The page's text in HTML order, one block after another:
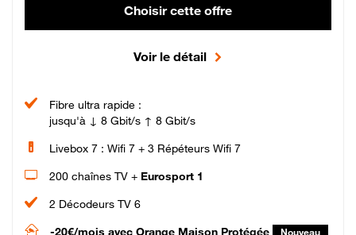
Choisir cette offre
Voir le détail
Fibre ultra rapide :
jusqu'à ↓ 8 Gbit/s ↑ 8 Gbit/s
Livebox 7 : Wifi 7 + 3 Répéteurs Wifi 7
200 chaînes TV + Eurosport 1
2 Décodeurs TV 6
-20€/mois avec Orange Maison Protégée Nouveau